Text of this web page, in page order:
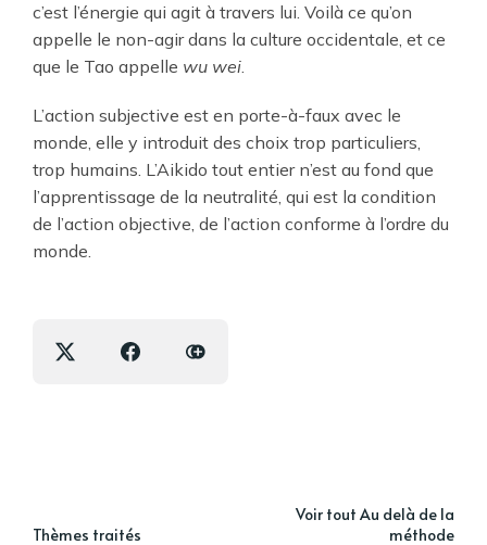
c’est l’énergie qui agit à travers lui. Voilà ce qu’on
appelle le non-agir dans la culture occidentale, et ce
que le Tao appelle wu wei.
L’action subjective est en porte-à-faux avec le
monde, elle y introduit des choix trop particuliers,
trop humains. L’Aikido tout entier n’est au fond que
l’apprentissage de la neutralité, qui est la condition
de l’action objective, de l’action conforme à l’ordre du
monde.
Thèmes traités
Voir tout Au delà de la
méthode